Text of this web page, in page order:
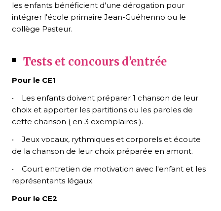
les enfants bénéficient d'une dérogation pour
intégrer l'école primaire Jean-Guéhenno ou le
collège Pasteur.
Tests et concours d’entrée
Pour le CE1
• Les enfants doivent préparer 1 chanson de leur
choix et apporter les partitions ou les paroles de
cette chanson ( en 3 exemplaires ).
• Jeux vocaux, rythmiques et corporels et écoute
de la chanson de leur choix préparée en amont.
• Court entretien de motivation avec l'enfant et les
représentants légaux.
Pour le CE2